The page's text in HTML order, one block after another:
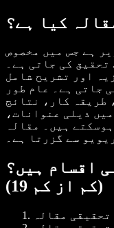
کیا ہے؟
ہے جس میں مخصوص
کی جاتی ہے۔
اور تشریح شامل
جاتی ہے۔ عام طور
طریقہ کار، نتائج
ذیلی عنوانات،
ہیں۔ مقالہ
سے گزرتا ہے۔
اقسام ہیں؟
(کم از کم 19)
مقالہ